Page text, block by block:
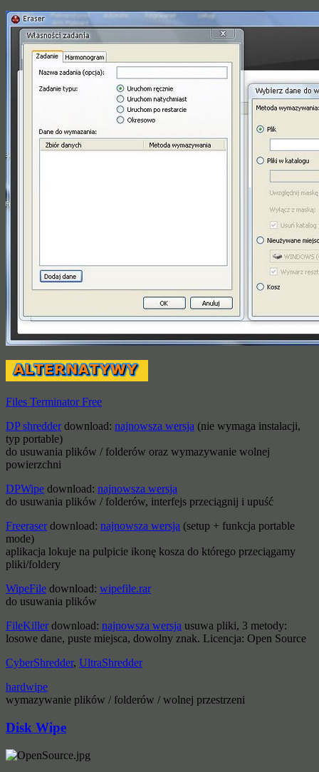
Files Terminator Free
DP shredderdownload: najnowsza wersja (nie wymaga instalacji,
typ portable)
do usuwania plików / folderów oraz wymazywanie wolnej
powierzchni
DPWipe download: najnowsza wersja
do usuwania plików / folderów, interfejs przeciągnij i upuść
Freeraserdownload: najnowsza wersja (setup + funkcja portable
mode)
aplikacja lokuje na pulpicie ikonę kosza do którego przeciągamy
pliki/foldery
WipeFile download: wipefile.rar
do usuwania plików
FileKillerdownload: najnowsza wersja usuwa pliki, 3 metody:
losowe dane, puste miejsca, dowolny znak. Licencja: Open Source
CyberShredder, UltraShredder
hardwipe
wymazywanie plików / folderów / wolnej przestrzeni
Disk Wipe